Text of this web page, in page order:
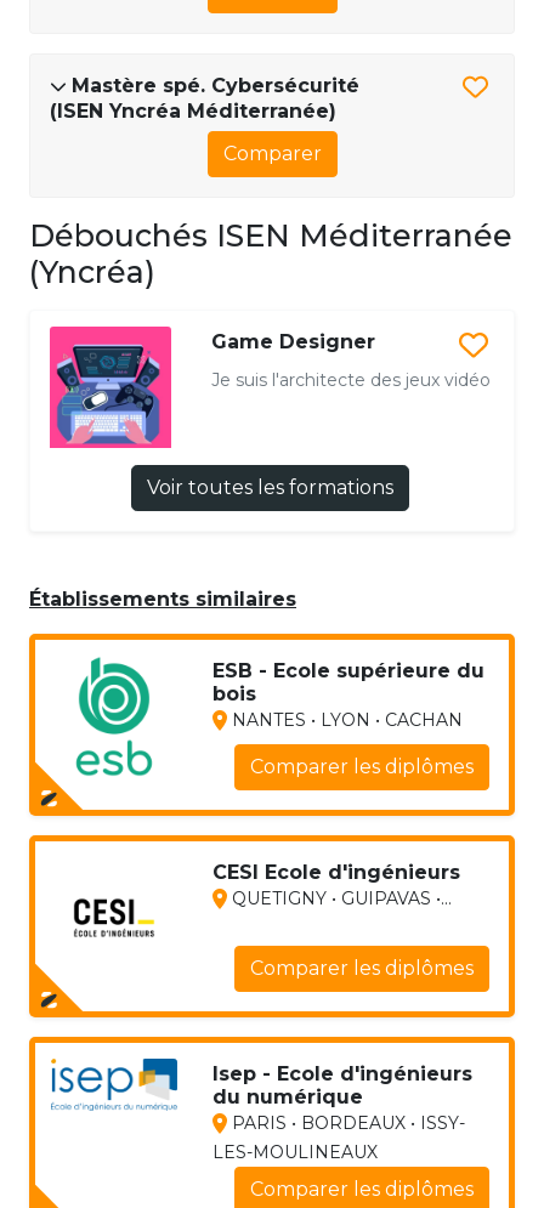
Mastère spé. Cybersécurité
(ISEN Yncréa Méditerranée)
Comparer
Débouchés ISEN Méditerranée
(Yncréa)
Game Designer
Je suis l'architecte des jeux vidéo
Voir toutes les formations
Établissements similaires
ESB - Ecole supérieure du
bois
NANTES • LYON • CACHAN
Comparer les diplômes
CESI Ecole d'ingénieurs
QUETIGNY • GUIPAVAS •...
Comparer les diplômes
Isep - Ecole d'ingénieurs
du numérique
PARIS • BORDEAUX • ISSY-
LES-MOULINEAUX
Comparer les diplômes